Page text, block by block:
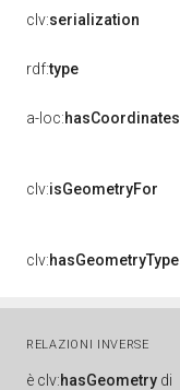
clv:serialization
rdf:type
a-loc:hasCoordinates
clv:isGeometryFor
clv:hasGeometryType
RELAZIONI INVERSE
è clv:hasGeometry di